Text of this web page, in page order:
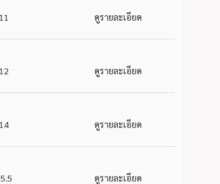
ดูรายละเอียด
ดูรายละเอียด
ดูรายละเอียด
ดูรายละเอียด